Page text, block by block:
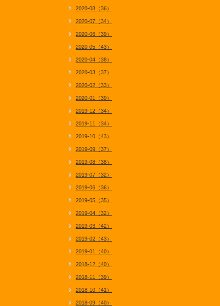
2020-08（36）
2020-07（34）
2020-06（39）
2020-05（43）
2020-04（38）
2020-03（37）
2020-02（33）
2020-01（39）
2019-12（34）
2019-11（34）
2019-10（43）
2019-09（37）
2019-08（38）
2019-07（32）
2019-06（36）
2019-05（35）
2019-04（32）
2019-03（42）
2019-02（43）
2019-01（40）
2018-12（40）
2018-11（39）
2018-10（41）
2018-09（40）